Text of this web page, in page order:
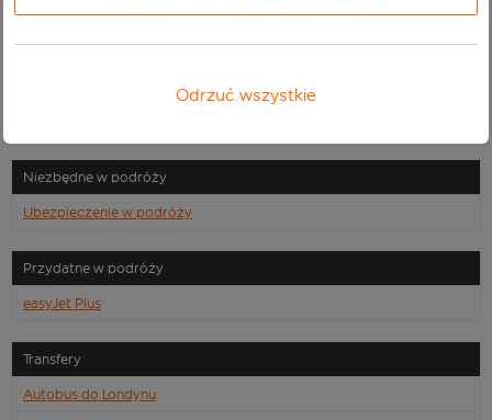
Niezbędne w podróży
Ubezpieczenie w podróży
Przydatne w podróży
easyJet Plus
Transfery
Autobus do Londynu
Odrzuć wszystkie